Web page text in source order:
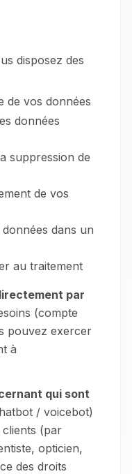
disposez des
de vos données
données
suppression de
de vos
dans un
au traitement
par
(compte
pouvez exercer
à
qui sont
/ voicebot)
(par
opticien,
des droits